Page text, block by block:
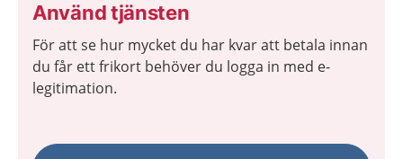
Använd tjänsten
För att se hur mycket du har kvar att betala innan
du får ett frikort behöver du logga in med e-
legitimation.